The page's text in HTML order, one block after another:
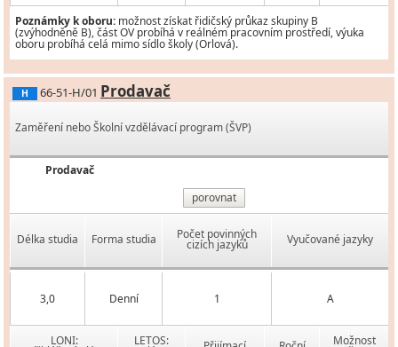
Poznámky k oboru: možnost získat řidičský průkaz skupiny B
(zvýhodněně B), část OV probíhá v reálném pracovním prostředí, výuka
oboru probíhá celá mimo sídlo školy (Orlová).
H 66-51-H/01 Prodavač
Zaměření nebo Školní vzdělávací program (ŠVP)
Prodavač
porovnat
Délka studia Forma studia Počet povinných
cizích jazyků Vyučované jazyky
3,0 Denní 1 A
LONI: LETOS: Možnost